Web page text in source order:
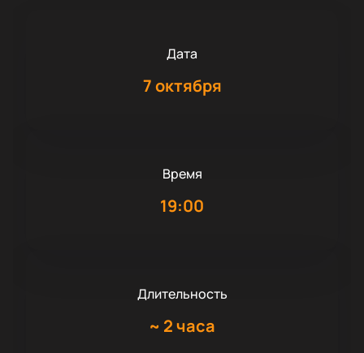
Дата
7 октября
Время
19:00
Длительность
~ 2 часа